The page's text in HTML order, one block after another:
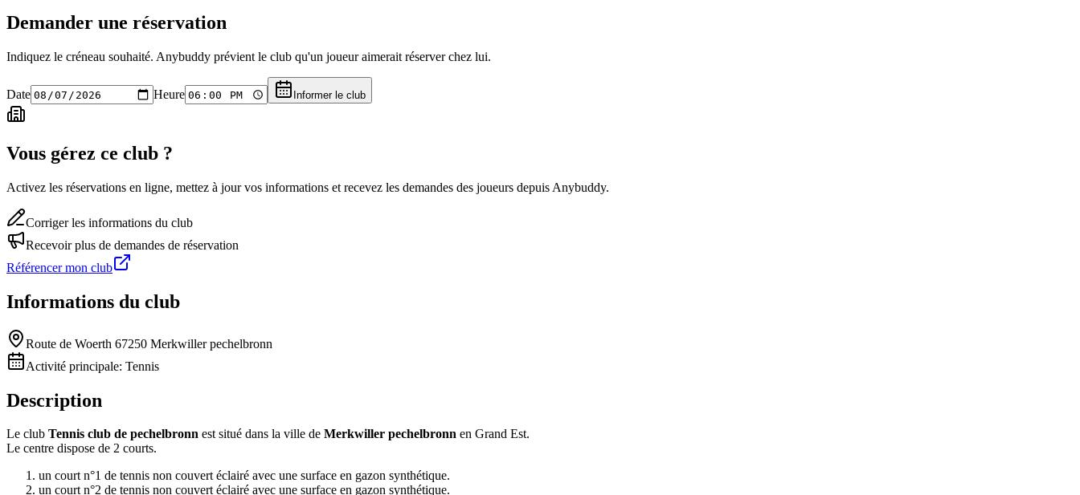
Demander une réservation
Indiquez le créneau souhaité. Anybuddy prévient le club qu'un joueur aimerait réserver chez lui.
Date Heure Informer le club
Vous gérez ce club ?
Activez les réservations en ligne, mettez à jour vos informations et recevez les demandes des joueurs depuis Anybuddy.
Corriger les informations du club
Recevoir plus de demandes de réservation
Référencer mon club
Informations du club
Route de Woerth 67250 Merkwiller pechelbronn
Activité principale: Tennis
Description
Le club Tennis club de pechelbronn est situé dans la ville de Merkwiller pechelbronn en Grand Est.
Le centre dispose de 2 courts.
un court n°1 de tennis non couvert éclairé avec une surface en gazon synthétique.
un court n°2 de tennis non couvert éclairé avec une surface en gazon synthétique.